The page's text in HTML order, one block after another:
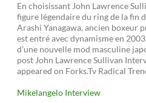
En choisissant John Lawrence
figure légendaire du ring de la fin
Arashi Yanagawa, ancien boxeur
est entré avec dynamisme en
d'une nouvelle mod masculine
post John Lawrence Sullivan
appeared on Forks.Tv Radical
Mikelangelo Interview